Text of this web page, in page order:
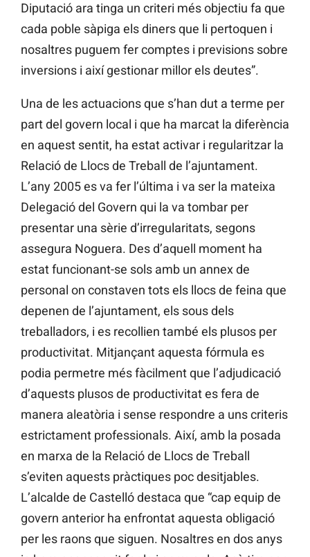
Diputació ara tinga un criteri més objectiu fa que
cada poble sàpiga els diners que li pertoquen i
nosaltres puguem fer comptes i previsions sobre
inversions i així gestionar millor els deutes”.
Una de les actuacions que s’han dut a terme per
part del govern local i que ha marcat la diferència
en aquest sentit, ha estat activar i regularitzar la
Relació de Llocs de Treball de l’ajuntament.
L’any 2005 es va fer l’última i va ser la mateixa
Delegació del Govern qui la va tombar per
presentar una sèrie d’irregularitats, segons
assegura Noguera. Des d’aquell moment ha
estat funcionant-se sols amb un annex de
personal on constaven tots els llocs de feina que
depenen de l’ajuntament, els sous dels
treballadors, i es recollien també els plusos per
productivitat. Mitjançant aquesta fórmula es
podia permetre més fàcilment que l’adjudicació
d’aquests plusos de productivitat es fera de
manera aleatòria i sense respondre a uns criteris
estrictament professionals. Així, amb la posada
en marxa de la Relació de Llocs de Treball
s’eviten aquests pràctiques poc desitjables.
L’alcalde de Castelló destaca que “cap equip de
govern anterior ha enfrontat aquesta obligació
per les raons que siguen. Nosaltres en dos anys